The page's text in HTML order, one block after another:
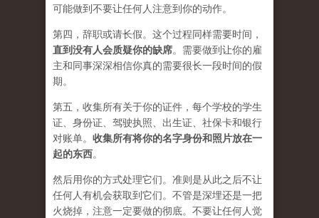
可能做到不要让任何人注意到你的动作。
第四，辞职或请长假。这个过程同样需要时间，
直到没有人会质疑你的缺席。需要做到让你的雇
主和同事深深相信你真的需要很长一段时间的假
期。
第五，收集所有关于你的证件，每个学校的学生
证、身份证、驾驶执照、出生证、社保卡和银行
对账单。 收集所有将你的名字身份和照片放在一
起的东西。
然后用你的方式处理它们。准则是从此之后不让
任何人有机会获取到它们。不管是深埋还是一把
火烧掉，注意一定要做的彻底。不要让任何人觉